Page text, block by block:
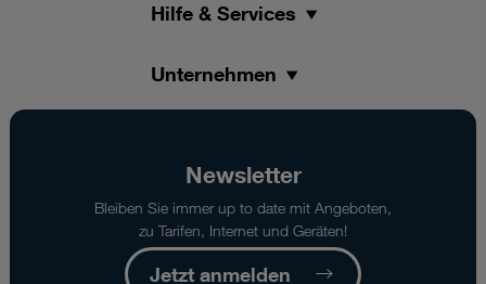
Hilfe & Services
Unternehmen
Newsletter
Bleiben Sie immer up to date mit Angeboten,
zu Tarifen, Internet und Geräten!
Jetzt anmelden